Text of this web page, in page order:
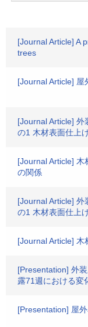
[Journal Article] A
trees
[Journal Article] 屋
[Journal Article]
の1 木材表面仕上
[Journal Article] 木
の関係
[Journal Article]
の1 木材表面仕上
[Journal Article] 木
[Presentation] 外
露71週における変
[Presentation] 屋